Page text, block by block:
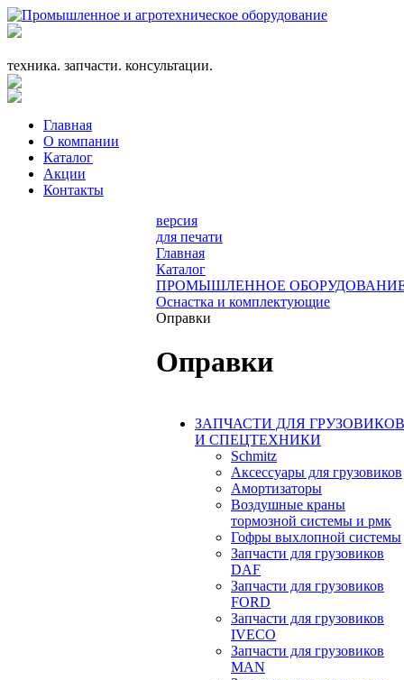
техника. запчасти. консультации.
Главная
О компании
Каталог
Акции
Контакты
версия
для печати
Главная
Каталог
ПРОМЫШЛЕННОЕ
Оснастка и комплектующие
Оправки
Оправки
ЗАПЧАСТИ ДЛЯ ГРУЗОВИКОВ
И СПЕЦТЕХНИКИ
Schmitz
Аксессуары для грузовиков
Амортизаторы
Воздушные краны
тормозной системы и рмк
Гофры выхлопной системы
Запчасти для грузовиков
DAF
Запчасти для грузовиков
FORD
Запчасти для грузовиков
IVECO
Запчасти для грузовиков
MAN